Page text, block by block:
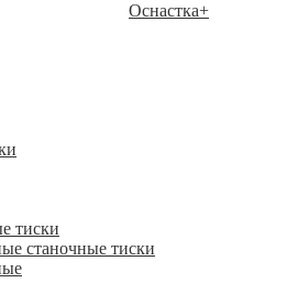
Оснастка+
тиски
станочные тиски